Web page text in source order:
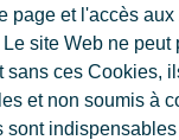
page et l'accès
site Web ne peut
sans ces Cookies,
et non soumis à
sont